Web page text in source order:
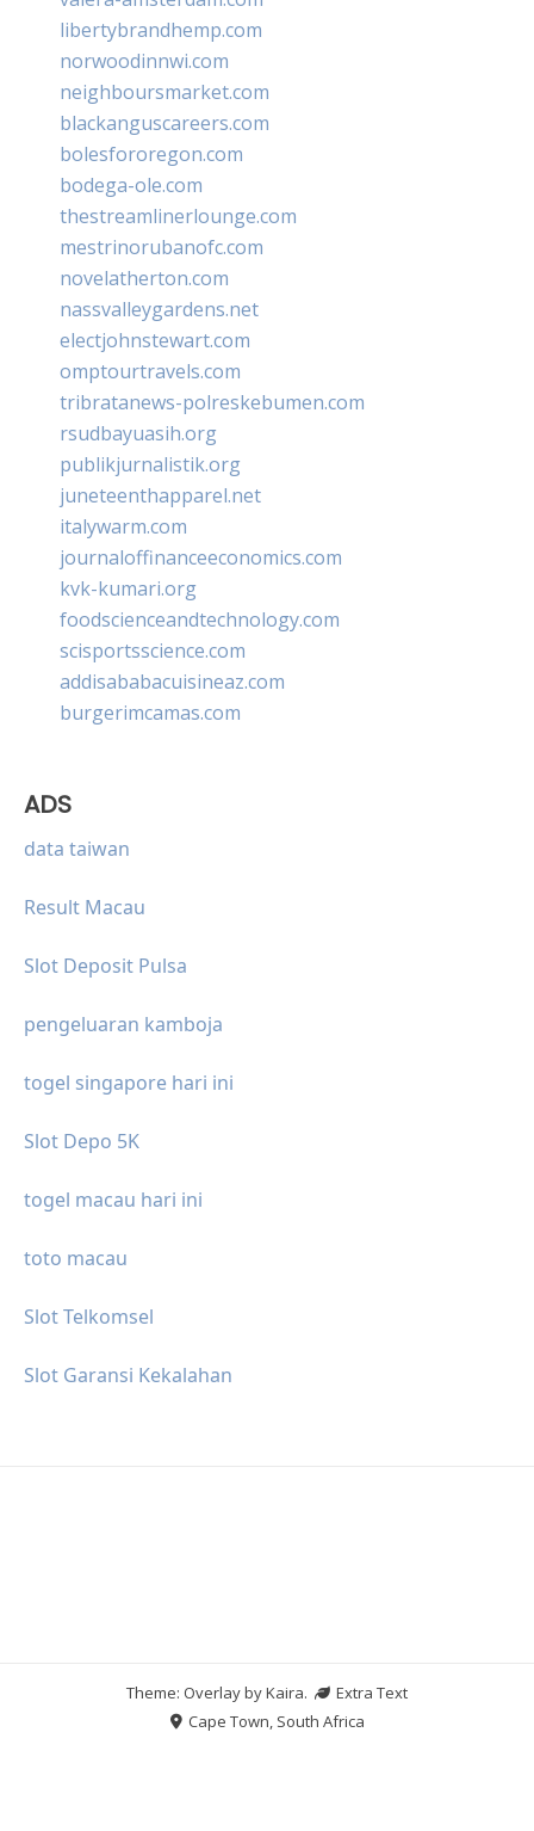
libertybrandhemp.com
norwoodinnwi.com
neighboursmarket.com
blackanguscareers.com
bolesfororegon.com
bodega-ole.com
thestreamlinerlounge.com
mestrinorubanofc.com
novelatherton.com
nassvalleygardens.net
electjohnstewart.com
omptourtravels.com
tribratanews-polreskebumen.com
rsudbayuasih.org
publikjurnalistik.org
juneteenthapparel.net
italywarm.com
journaloffinanceeconomics.com
kvk-kumari.org
foodscienceandtechnology.com
scisportsscience.com
addisababacuisineaz.com
burgerimcamas.com
ADS
data taiwan
Result Macau
Slot Deposit Pulsa
pengeluaran kamboja
togel singapore hari ini
Slot Depo 5K
togel macau hari ini
toto macau
Slot Telkomsel
Slot Garansi Kekalahan
Theme: Overlay byKaira.
Extra Text
Cape Town, South Africa